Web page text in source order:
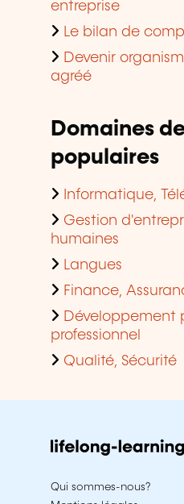
entreprise
Le bilan de
Devenir
agréé
Domaines
populaires
Informatique,
Gestion
humaines
Langues
Finance,
Développement
professionnel
Qualité, Sécurité
Qui sommes-nous?